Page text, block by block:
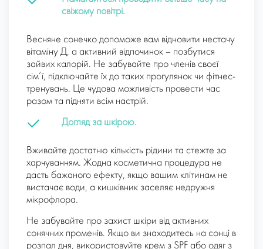
свіжому повітрі.
Весняне сонечко допоможе вам відновити нестачу
вітаміну Д, а активний відпочинок – позбутися
зайвих калорій. Не забувайте про членів своєї
сім’ї, підключайте їх до таких прогулянок чи фітнес-
тренувань. Це чудова можливість провести час
разом та підняти всім настрій.
Догляд за шкірою.
Вживайте достатню кількість рідини та стежте за
харчуванням. Жодна косметична процедура не
дасть бажаного ефекту, якщо вашим клітинам не
вистачає води, а кишківник заселяє недружня
мікрофлора.
Не забувайте про захист шкіри від активних
сонячних променів. Якщо ви знаходитесь на сонці в
розпал дня, використовуйте крем з SPF або одяг з